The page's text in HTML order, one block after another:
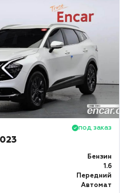
под заказ
Бензин
1.6
Передний
Автомат